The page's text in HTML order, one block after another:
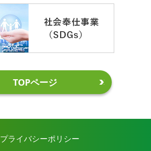
TOPページ
プライバシーポリシー